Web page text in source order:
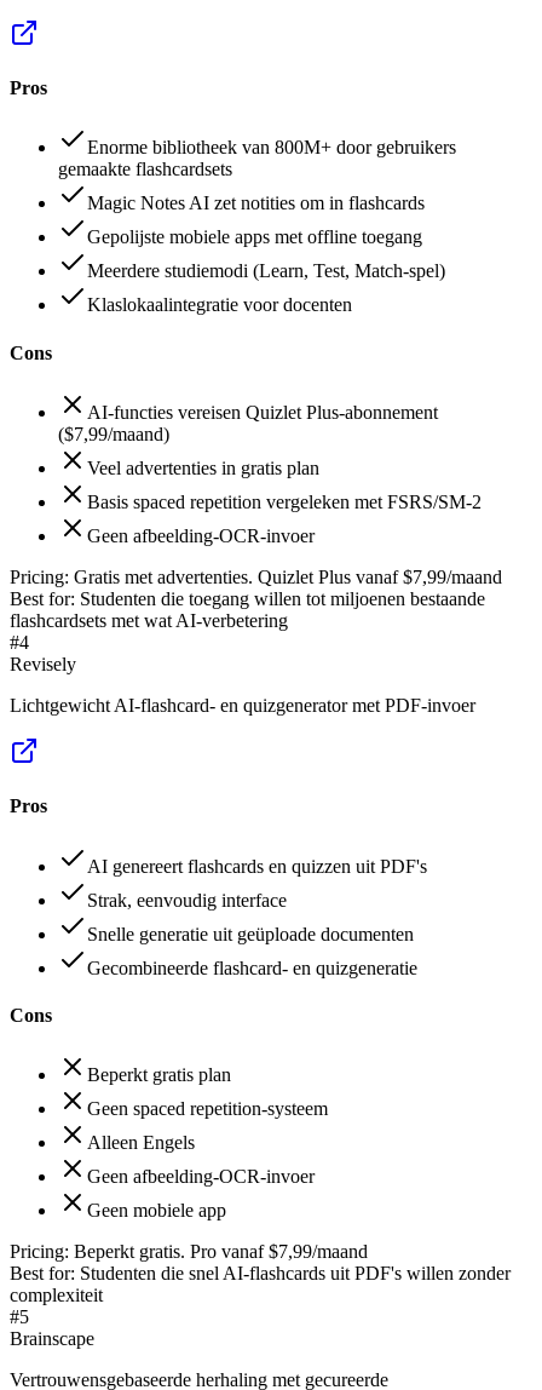
Pros
Enorme bibliotheek van 800M+ door gebruikers
gemaakte flashcardsets
Magic Notes AI zet notities om in flashcards
Gepolijste mobiele apps met offline toegang
Meerdere studiemodi (Learn, Test, Match-spel)
Klaslokaalintegratie voor docenten
Cons
AI-functies vereisen Quizlet Plus-abonnement
($7,99/maand)
Veel advertenties in gratis plan
Basis spaced repetition vergeleken met FSRS/SM-2
Geen afbeelding-OCR-invoer
Pricing: Gratis met advertenties. Quizlet Plus vanaf $7,99/maand
Best for: Studenten die toegang willen tot miljoenen bestaande
flashcardsets met wat AI-verbetering
#4
Revisely
Lichtgewicht AI-flashcard- en quizgenerator met PDF-invoer
Pros
AI genereert flashcards en quizzen uit PDF's
Strak, eenvoudig interface
Snelle generatie uit geüploade documenten
Gecombineerde flashcard- en quizgeneratie
Cons
Beperkt gratis plan
Geen spaced repetition-systeem
Alleen Engels
Geen afbeelding-OCR-invoer
Geen mobiele app
Pricing: Beperkt gratis. Pro vanaf $7,99/maand
Best for: Studenten die snel AI-flashcards uit PDF's willen zonder
complexiteit
#5
Brainscape
Vertrouwensgebaseerde herhaling met gecureerde